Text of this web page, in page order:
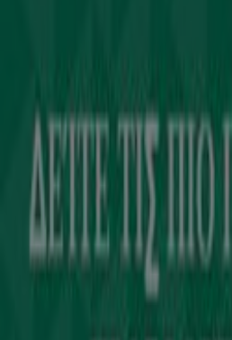
Η Tiendeo είναι μέρος της
εταιρείας που
παγκοσμίως.
Tiendeo
Τι ακριβώς κάνουμε